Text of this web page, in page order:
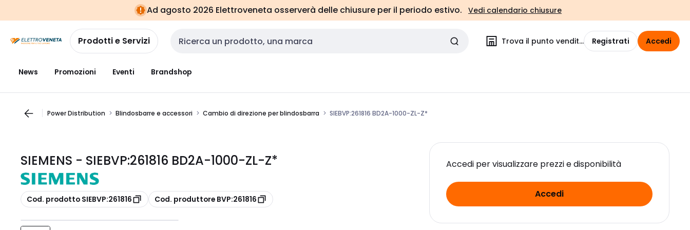
navigazionealla
pagina
Ad agosto 2026 Elettroveneta osserverà delle chiusure per il periodo estivo. Vedi calendario chiusure
Prodotti e Servizi Cerca input Trova il punto vendita Registrati Accedi
News Promozioni Eventi Brandshop
Power Distribution Blindosbarre e accessori Cambio di direzione per blindosbarra SIEBVP:261816 BD2A-1000-ZL-Z*
SIEMENS - SIEBVP:261816 BD2A-1000-ZL-Z*
copia
Cod. prodotto SIEBVP:261816 copia
Cod. produttore BVP:261816
Accedi per visualizzare prezzi e disponibilità
Accedi